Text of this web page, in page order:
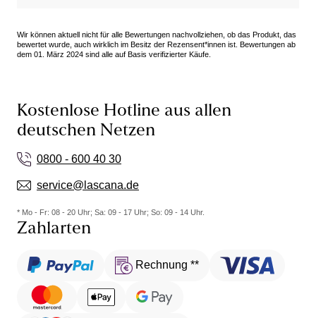
Wir können aktuell nicht für alle Bewertungen nachvollziehen, ob das Produkt, das
bewertet wurde, auch wirklich im Besitz der Rezensent*innen ist. Bewertungen ab
dem 01. März 2024 sind alle auf Basis verifizierter Käufe.
Kostenlose Hotline aus allen
deutschen Netzen
0800 - 600 40 30
service@lascana.de
* Mo - Fr: 08 - 20 Uhr; Sa: 09 - 17 Uhr; So: 09 - 14 Uhr.
Zahlarten
Rechnung **